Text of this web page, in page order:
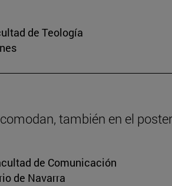
de Teología
también en el
de Comunicación
de Navarra